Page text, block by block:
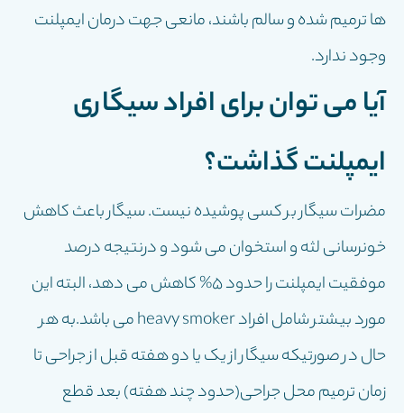
ها ترمیم شده و سالم باشند، مانعی جهت درمان ایمپلنت
وجود ندارد.
آیا می توان برای افراد سیگاری
ایمپلنت گذاشت؟
مضرات سیگار بر کسی پوشیده نیست. سیگار باعث کاهش
خونرسانی لثه و استخوان می شود و درنتیجه درصد
موفقیت ایمپلنت را حدود ۵% کاهش می دهد، البته این
مورد بیشتر شامل افراد heavy smoker می باشد.به هر
حال در صورتیکه سیگار از یک یا دو هفته قبل از جراحی تا
زمان ترمیم محل جراحی(حدود چند هفته) بعد قطع